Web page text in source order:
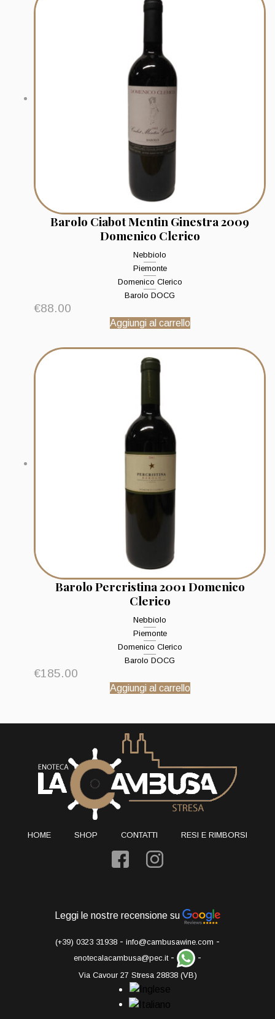
Barolo Ciabot Mentin Ginestra 2009
Domenico Clerico
Nebbiolo
Piemonte
Domenico Clerico
Barolo DOCG
€88.00
Aggiungi al carrello
Barolo Percristina 2001 Domenico
Clerico
Nebbiolo
Piemonte
Domenico Clerico
Barolo DOCG
€185.00
Aggiungi al carrello
HOME SHOP CONTATTI RESI E RIMBORSI
Leggi le nostre recensione su
(+39) 0323 31938 - info@cambusawine.com -
enotecalacambusa@pec.it- -
Via Cavour 27 Stresa 28838 (VB)